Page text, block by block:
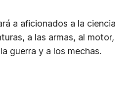
a aficionados a la ciencia
a las armas, al motor,
guerra y a los mechas.